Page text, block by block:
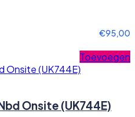
€95,00
Toevoegen
Onsite (UK744E)